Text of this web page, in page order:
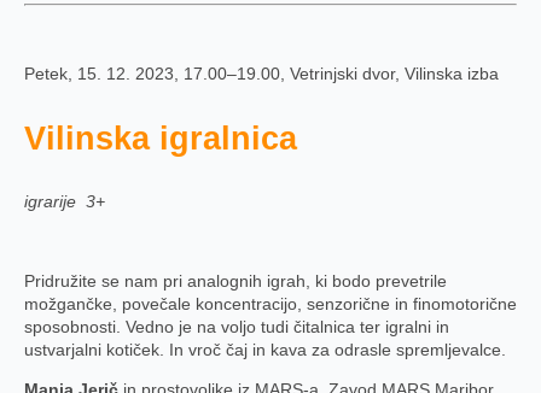
Petek, 15. 12. 2023, 17.00–19.00, Vetrinjski dvor, Vilinska izba
Vilinska igralnica
igrarije 3+
Pridružite se nam pri analognih igrah, ki bodo prevetrile
možgančke, povečale koncentracijo, senzorične in finomotorične
sposobnosti. Vedno je na voljo tudi čitalnica ter igralni in
ustvarjalni kotiček. In vroč čaj in kava za odrasle spremljevalce.